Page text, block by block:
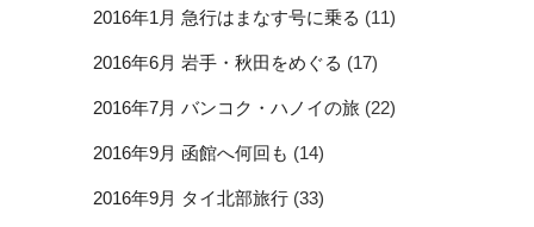
2016年1月 急行はまなす号に乗る (11)
2016年6月 岩手・秋田をめぐる (17)
2016年7月 バンコク・ハノイの旅 (22)
2016年9月 函館へ何回も (14)
2016年9月 タイ北部旅行 (33)